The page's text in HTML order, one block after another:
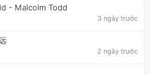
- Malcolm Todd
3 ngày trước
2 ngày trước